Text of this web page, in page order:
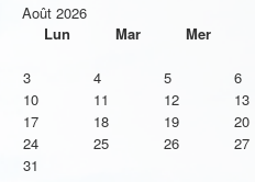
Août 2026
Lun
Mar Mer
3
4 5 6
10
11 12 13
17
18 19 20
24
25 26 27
31